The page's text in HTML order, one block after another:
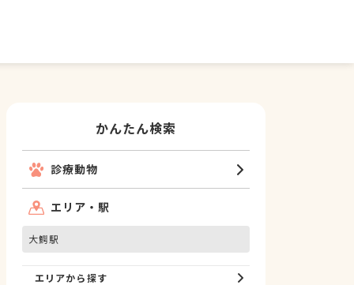
かんたん検索
診療動物
エリア・駅
大鰐駅
エリアから探す